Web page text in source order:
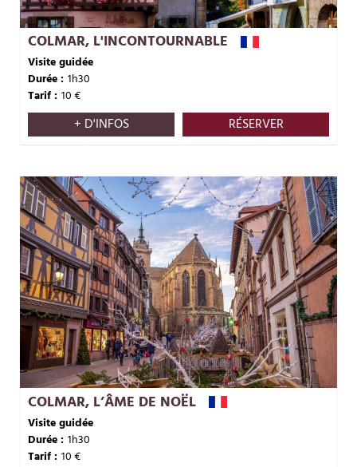
COLMAR, L'INCONTOURNABLE
Visite guidée
Durée : 1h30
Tarif : 10€
RÉSERVER
+ D'INFOS
COLMAR, L’ÂME DE NOËL
Visite guidée
Durée : 1h30
Tarif : 10€